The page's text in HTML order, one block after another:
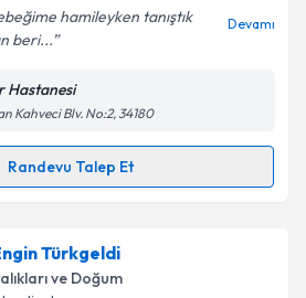
işlenmesine ilişkin
ve kişisel verilerimin belirtilen
kabul ediyorum.
hamileyken tanıştık
beri...
Devamı
Hastanesi
Kahveci Blv. No:2, 34180
Randevu Talep Et
Talebi
için randevu takvimi talebi
uzmandan randevu almanız için bir
Türkgeldi
ve Doğum